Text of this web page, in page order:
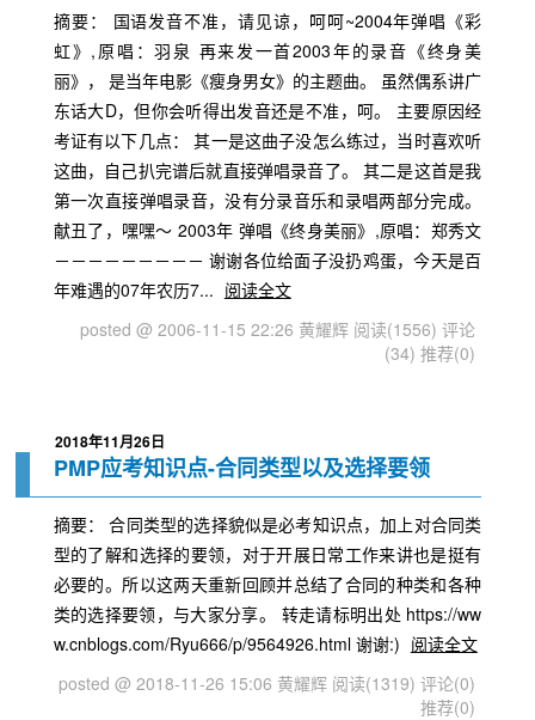
摘要： 国语发音不准，请见谅，呵呵~2004年弹唱《彩
虹》,原唱：羽泉 再来发一首2003年的录音《终身美
丽》， 是当年电影《瘦身男女》的主题曲。 虽然偶系讲广
东话大D，但你会听得出发音还是不准，呵。 主要原因经
考证有以下几点： 其一是这曲子没怎么练过，当时喜欢听
这曲，自己扒完谱后就直接弹唱录音了。 其二是这首是我
第一次直接弹唱录音，没有分录音乐和录唱两部分完成。
献丑了，嘿嘿～ 2003年 弹唱《终身美丽》,原唱：郑秀文
－－－－－－－－－ 谢谢各位给面子没扔鸡蛋，今天是百
年难遇的07年农历7... 阅读全文
posted @ 2006-11-15 22:26 黄耀辉 阅读(1556) 评论
(34) 推荐(0)
2018年11月26日
PMP应考知识点-合同类型以及选择要领
摘要： 合同类型的选择貌似是必考知识点，加上对合同类
型的了解和选择的要领，对于开展日常工作来讲也是挺有
必要的。所以这两天重新回顾并总结了合同的种类和各种
类的选择要领，与大家分享。 转走请标明出处 https://ww
w.cnblogs.com/Ryu666/p/9564926.html 谢谢:) 阅读全文
posted @ 2018-11-26 15:06 黄耀辉 阅读(1319) 评论(0)
推荐(0)